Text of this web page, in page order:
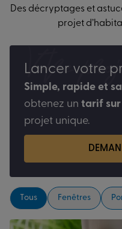
Des décryptages et
projet
Tous Fenêtres
Votre
Lancer votre
Simple, rapide et
obtenez un tarif sur
projet unique.